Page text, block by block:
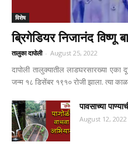
विशेष
ब्रिगेडियर निजानंद विष्णू
तालुका दापोली - August 25, 2022
दापोली तालुक्यातील लाडघरसारख्या एका
जन्म १८ डिसेंबर १९१० रोजी झाला. त्या
पावसाच्या
August 12, 2022